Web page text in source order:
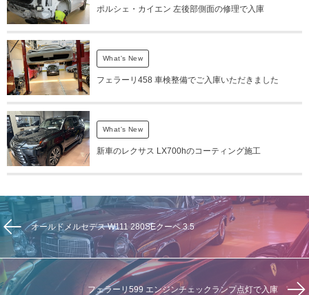
ポルシェ・カイエン 左後部側面の修理で入庫
What's New
フェラーリ458 車検整備でご入庫いただきました
What's New
新車のレクサス LX700hのコーティング施工
オールドメルセデス W111 280SEクーペ 3.5
フェラーリ599 エンジンチェックランプ点灯で入庫